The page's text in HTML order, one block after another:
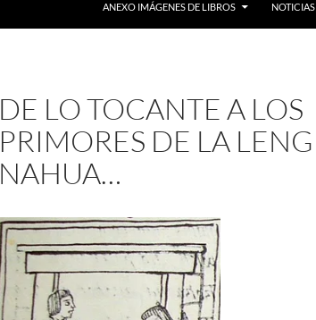
ANEXO IMÁGENES DE LIBROS
DE LO TOCANTE A LOS
PRIMORES DE LA
NAHUA…